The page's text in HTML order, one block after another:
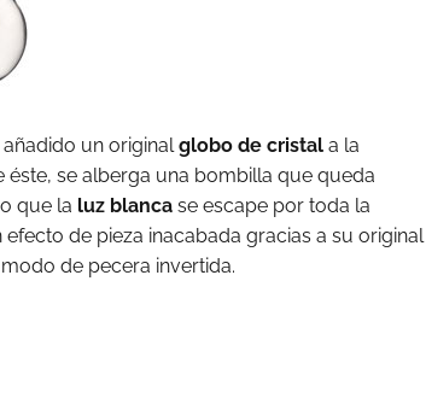
un originalglobo de cristal a la
éste, se alberga una bombilla que queda
que la luz blanca se escape por toda la
de pieza inacabada gracias a su original
de pecera invertida.